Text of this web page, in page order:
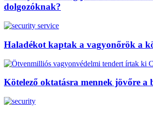
dolgozóknak?
Haladékot kaptak a vagyonőrök a
Kötelező oktatásra mennek jövőre a